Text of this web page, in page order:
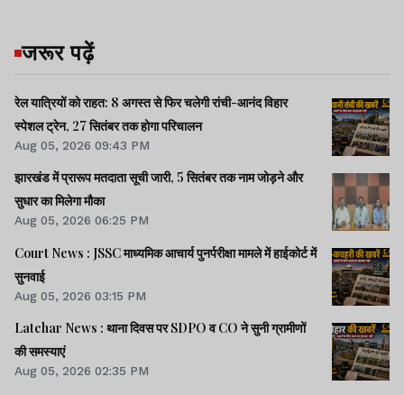
जरूर पढ़ें
रेल यात्रियों को राहत: 8 अगस्त से फिर चलेगी रांची-आनंद विहार
स्पेशल ट्रेन, 27 सितंबर तक होगा परिचालन
Aug 05, 2026 09:43 PM
झारखंड में प्रारूप मतदाता सूची जारी, 5 सितंबर तक नाम जोड़ने और
सुधार का मिलेगा मौका
Aug 05, 2026 06:25 PM
Court News : JSSC माध्यमिक आचार्य पुनर्परीक्षा मामले में हाईकोर्ट में
सुनवाई
Aug 05, 2026 03:15 PM
Latehar News : थाना दिवस पर SDPO व CO ने सुनी ग्रामीणों
की समस्‍याएं
Aug 05, 2026 02:35 PM